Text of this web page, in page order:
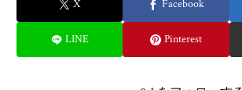
X Facebook
LINE Pinterest